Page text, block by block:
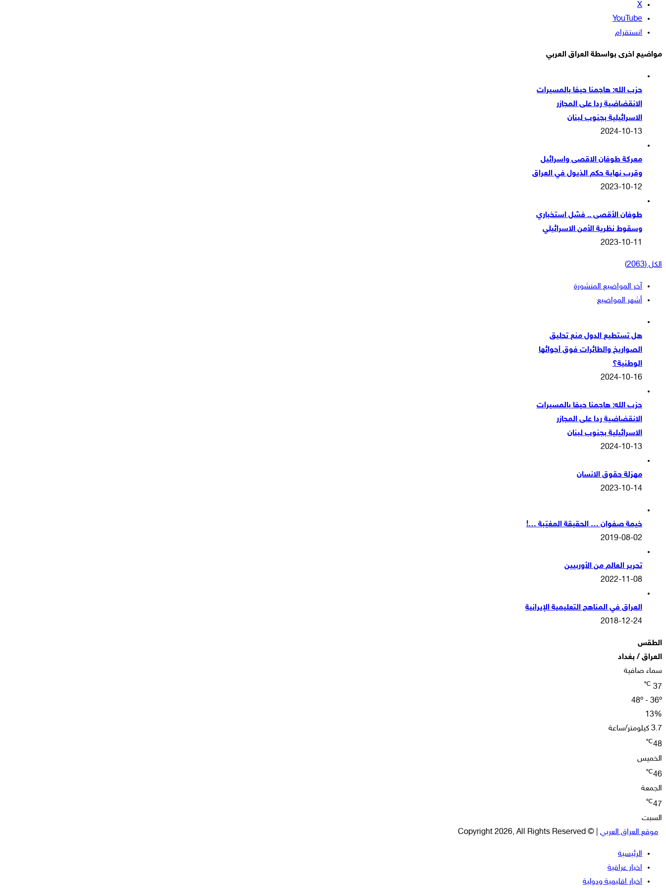
‫X
‫YouTube
انستقرام
مواضيع اخرى بواسطة العراق العربي
حزب الله: هاجمنا حيفا بالمسيرات
الانقضاضية ردا على المجازر
الاسرائيلية بجنوب لبنان
2024-10-13
معركة طوفان الاقصى واسرائيل
وقرب نهاية حكم الذيول في العراق
2023-10-12
طوفان الأقصى .. فشل استخباري
وسقوط نظرية الأمن الاسرائيلي
2023-10-11
الكل (2063)
آخر المواضيع المنشورة
أشهر المواضيع
هل تستطيع الدول منع تحليق
الصواريخ والطائرات فوق أجوائها
الوطنية؟
2024-10-16
حزب الله: هاجمنا حيفا بالمسيرات
الانقضاضية ردا على المجازر
الاسرائيلية بجنوب لبنان
2024-10-13
مهزلة حقوق الانسان
2023-10-14
خيمة صفوان … الحقيقة المغيّبة …!
2019-08-02
تحرير العالم من الأوربيين
2022-11-08
العراق في المناهج التعليمية الإيرانية
2018-12-24
الطقس
العراق / بغداد
سماء صافية
37
℃
48º - 36º
13%
3.7 كيلومتر/ساعة
48
℃
الخميس
46
℃
الجمعة
47
℃
السبت
موقع العراق العربي | © Copyright 2026, All Rights Reserved
الرئيسية
اخبار عراقية
اخبار اقليمية ودولية